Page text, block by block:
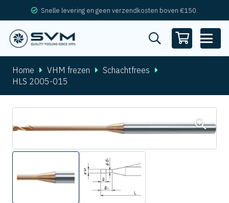
Snelle levering en geen verzendkosten boven €150.
Home VHM frezen
Schachtfrees
HLS 2005-015